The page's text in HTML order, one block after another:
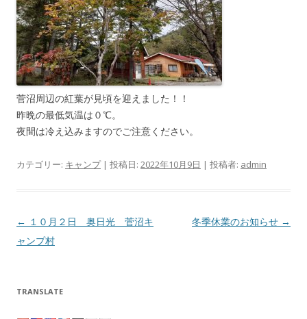
菅沼周辺の紅葉が見頃を迎えました！！
昨晩の最低気温は０℃。
夜間は冷え込みますのでご注意ください。
カテゴリー: キャンプ| 投稿日: 2022年10月9日 | 投稿者: admin
投稿ナビゲーション
← １０月２日 奥日光 菅沼キ
ャンプ村
冬季休業のお知らせ →
TRANSLATE